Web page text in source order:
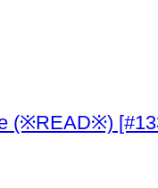
(※READ※)